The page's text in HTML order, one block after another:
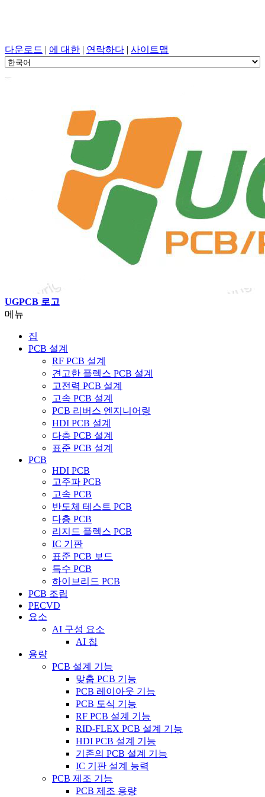
다운로드 | 에 대한 | 연락하다 | 사이트맵
UGPCB 로고
메뉴
집
PCB 설계
RF PCB 설계
견고한 플렉스 PCB 설계
고전력 PCB 설계
고속 PCB 설계
PCB 리버스 엔지니어링
HDI PCB 설계
다층 PCB 설계
표준 PCB 설계
PCB
HDI PCB
고주파 PCB
고속 PCB
반도체 테스트 PCB
다층 PCB
리지드 플렉스 PCB
IC 기판
표준 PCB 보드
특수 PCB
하이브리드 PCB
PCB 조립
PECVD
요소
AI 구성 요소
AI 칩
용량
PCB 설계 기능
맞춤 PCB 기능
PCB 레이아웃 기능
PCB 도식 기능
RF PCB 설계 기능
RID-FLEX PCB 설계 기능
HDI PCB 설계 기능
기존의 PCB 설계 기능
IC 기판 설계 능력
PCB 제조 기능
PCB 제조 용량